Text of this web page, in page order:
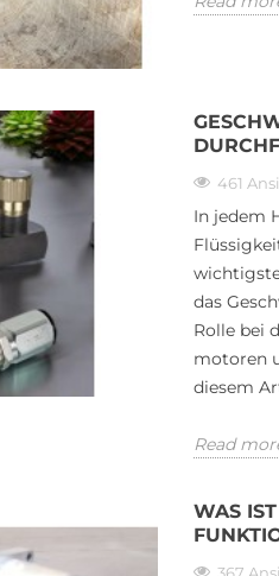
WIE DIE RICHTIGEN
DIE LEISTUNG VON
LADERN MAXIMIEREN
448 Ansichten
Traktor-Lader sind die
der modernen Landwirtschaft,
Bauwesens und der
Landschaftsgestaltung. Ob
461
In jedem
das
Rolle bei
motoren
diesem
Read
WAS
367